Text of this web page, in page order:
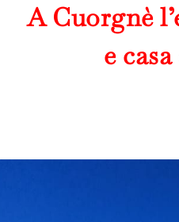
A Cuorgnè
e